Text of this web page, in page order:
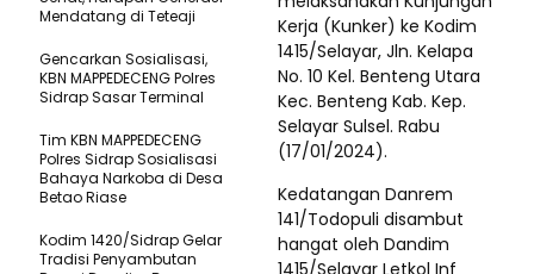
Kerja (Kunker) ke Kodim
1415/Selayar, Jln. Kelapa
No. 10 Kel. Benteng Utara
Kec. Benteng Kab. Kep.
Selayar Sulsel. Rabu
(17/01/2024).
Kedatangan Danrem
141/Todopuli disambut
hangat oleh Dandim
1415/Selayar Letkol Inf
Mendatang di Teteaji
Gencarkan Sosialisasi,
KBN MAPPEDECENG Polres
Sidrap Sasar Terminal
Tim KBN MAPPEDECENG
Polres Sidrap Sosialisasi
Bahaya Narkoba di Desa
Betao Riase
Kodim 1420/Sidrap Gelar
Tradisi Penyambutan